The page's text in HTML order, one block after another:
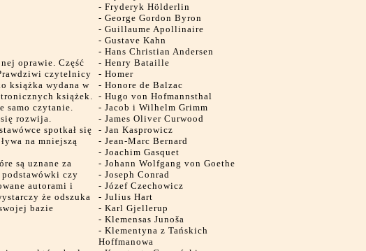
oprawie. Część
czytelnicy
książka wydana w
książek.
samo czytanie.
rozwija.
spotkał się
na mniejszą
są uznane za
czy
autorami i
że odszuka
bazie
- Fryderyk Hölderlin
- George Gordon Byron
- Guillaume Apollinaire
- Gustave Kahn
- Hans Christian Andersen
- Henry Bataille
- Homer
- Honore de Balzac
- Hugo von Hofmannsthal
- Jacob i Wilhelm Grimm
- James Oliver Curwood
- Jan Kasprowicz
- Jean-Marc Bernard
- Joachim Gasquet
- Johann Wolfgang von Goethe
- Joseph Conrad
- Józef Czechowicz
- Julius Hart
- Karl Gjellerup
- Klemensas Junoša
- Klementyna z Tańskich
Hoffmanowa